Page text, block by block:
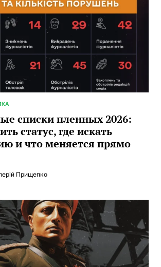
списки пленных 2026:
статус, где искать
и что меняется прямо
Прищепко